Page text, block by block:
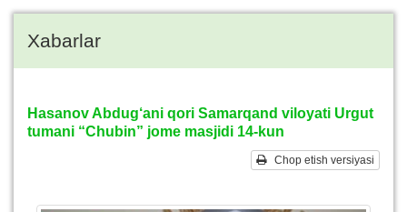
Xabarlar
Hasanov Abdug‘ani qori Samarqand viloyati Urgut
tumani “Chubin” jome masjidi 14-kun
Chop etish versiyasi